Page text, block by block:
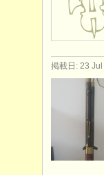
掲載日: 23